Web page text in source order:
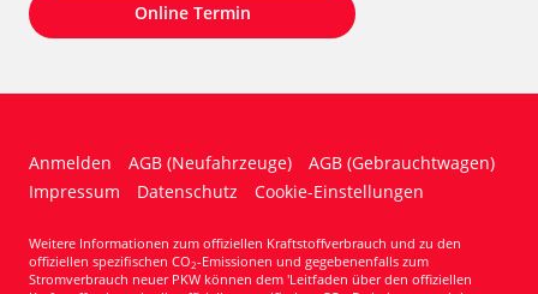
Online Termin
Anmelden AGB (Neufahrzeuge)
AGB (Gebrauchtwagen)
Impressum
Datenschutz Cookie-Einstellungen
Weitere Informationen zum offiziellen Kraftstoffverbrauch und zu den
offiziellen spezifischen CO2-Emissionen und gegebenenfalls zum
Stromverbrauch neuer PKW können dem 'Leitfaden über den offiziellen